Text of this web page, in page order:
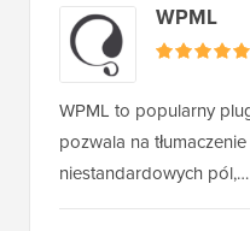
WPML
WPML to popularny
pozwala na
niestandardowych pól,…